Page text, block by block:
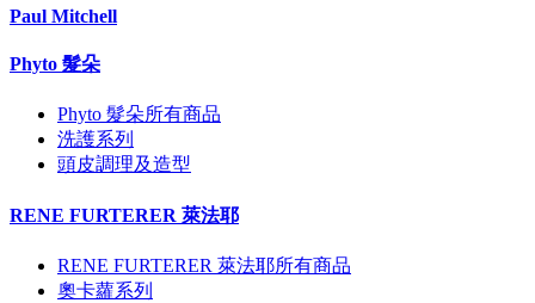
Paul Mitchell
Phyto 髮朵
Phyto 髮朵所有商品
洗護系列
頭皮調理及造型
RENE FURTERER 萊法耶
RENE FURTERER 萊法耶所有商品
奧卡蘿系列